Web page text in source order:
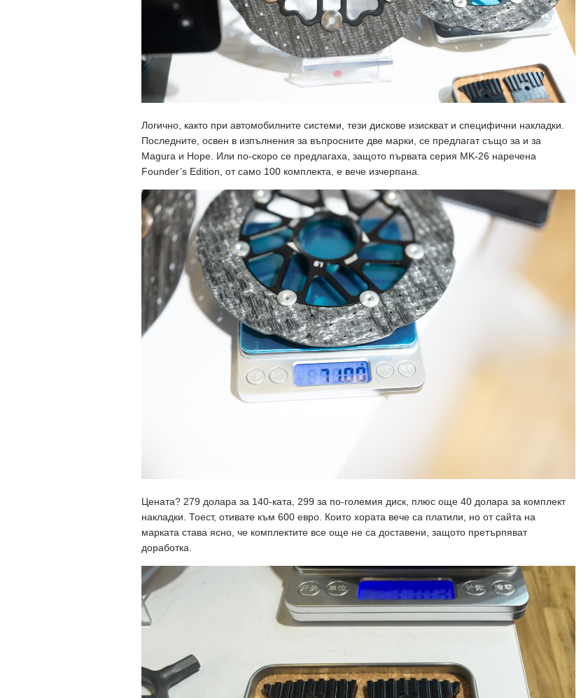
Логично, както при автомобилните системи, тези дискове изискват и специфични накладки.
Последните, освен в изпълнения за въпросните две марки, се предлагат също за и за
Magura и Hope. Или по-скоро се предлагаха, защото първата серия MK-26 наречена
Founder’s Edition, от само 100 комплекта, е вече изчерпана.
Цената? 279 долара за 140-ката, 299 за по-големия диск, плюс още 40 долара за комплект
накладки. Тоест, отивате към 600 евро. Които хората вече са платили, но от сайта на
марката става ясно, че комплектите все още не са доставени, защото претърпяват
доработка.